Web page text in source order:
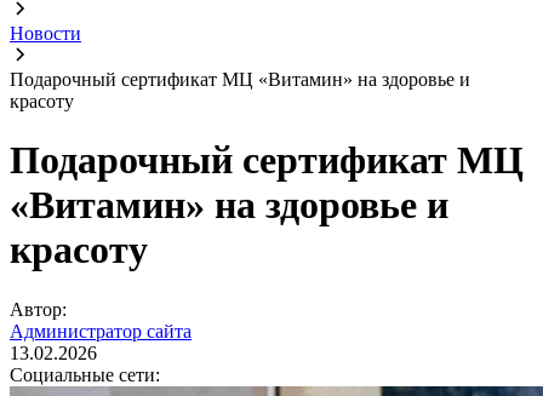
Новости
Подарочный сертификат МЦ «Витамин» на здоровье и
красоту
Подарочный сертификат МЦ
«Витамин» на здоровье и
красоту
Автор:
Администратор сайта
13.02.2026
Социальные сети: